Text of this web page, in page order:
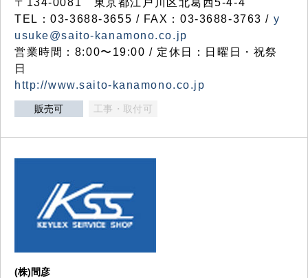
〒134-0081 東京都江戸川区北葛西5-4-4
TEL：03-3688-3655 / FAX：03-3688-3763 / y
usuke@saito-kanamono.co.jp
営業時間：8:00〜19:00 / 定休日：日曜日・祝祭
日
http://www.saito-kanamono.co.jp
販売可 工事・取付可
(株)間彦